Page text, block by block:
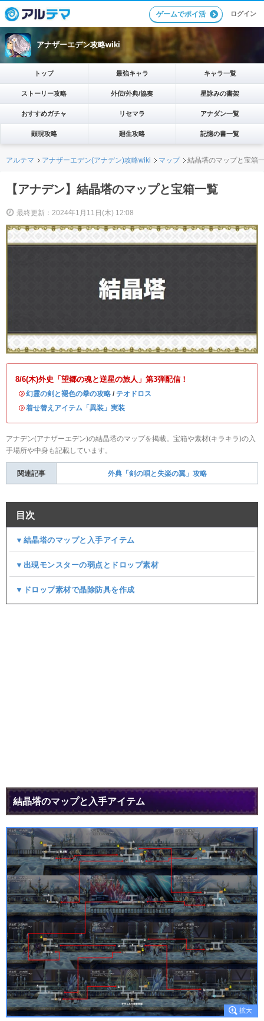
ゲームでポイ活 ログイン
アナザーエデン攻略wiki
トップ 最強キャラ キャラ一覧
ストーリー攻略 外伝/外典/協奏 星詠みの書架
おすすめガチャ リセマラ アナダン一覧
顕現攻略 廻生攻略 記憶の書一覧
アルテマ アナザーエデン(アナデン)攻略wiki マップ 結晶塔のマップと宝箱
【アナデン】結晶塔のマップと宝箱一覧
最終更新：2024年1月11日(木) 12:08
8/6(木)外史「望郷の魂と逆星の旅人」第3弾配信！
・幻霊の剣と褪色の拳の攻略 / テオドロス
・着せ替えアイテム「異装」実装
アナデン(アナザーエデン)の結晶塔のマップを掲載。宝箱や素材(キラキラ)の入
手場所や中身も記載しています。
関連記事 外典「剣の唄と失楽の翼」攻略
目次
▼結晶塔のマップと入手アイテム
▼出現モンスターの弱点とドロップ素材
▼ドロップ素材で晶除防具を作成
結晶塔のマップと入手アイテム